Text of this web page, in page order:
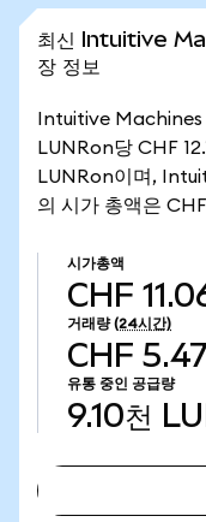
최신 Intuitive
장 정보
Intuitive
LUNRon당 CHF
LUNRon이며,
의 시가 총액은
시가총액
CHF
거래량 (24시간)
CHF
유통 중인 공급량
9.10천